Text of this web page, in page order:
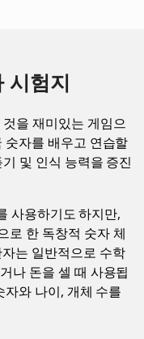
시험지
을 재미있는 게임으
숫자를 배우고 연습할
및 인식 능력을 증진
사용하기도 하지만,
로 한 독창적 숫자 체
는 일반적으로 수학
나 돈을 셀 때 사용됩
자와 나이, 개체 수를